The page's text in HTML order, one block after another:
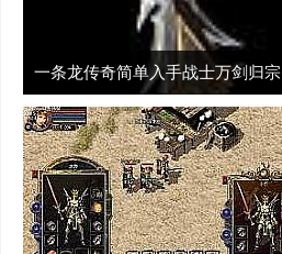
一条龙传奇简单入手战士万剑归宗